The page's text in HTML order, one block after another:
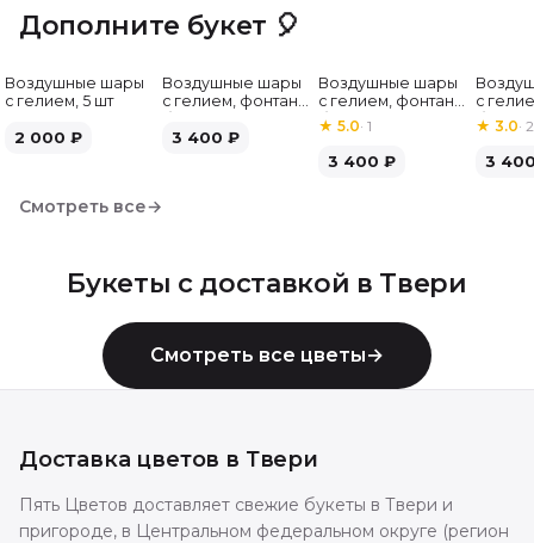
Дополните букет 🎈
Воздушные шары
с гелием, 5 шт
2 000 ₽
Воздушные шары
с гелием, фонтан,
шт
3 400 ₽
Воздушные шары
с гелием, фонтан,
бело-розовые, 7
шт
★5.0·1
3 400 ₽
с
бело-
★ 3.0· 2
3
Смотреть все→
Букеты с доставкой в Твери
Смотреть все цветы→
Доставка цветов в Твери
Пять Цветов доставляет свежие букеты в Твери и
пригороде, в Центральном федеральном округе (регион